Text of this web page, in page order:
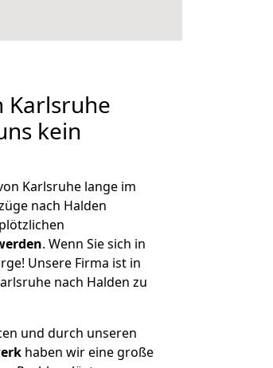
Karlsruhe
kein
Karlsruhe lange im
nach Halden
. Wenn Sie sich in
Unsere Firma ist in
nach Halden zu
und durch unseren
haben wir eine große